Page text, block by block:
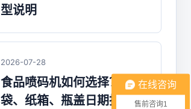
型说明
2026-07-28
食品喷码机如何选择？包装
袋、纸箱、瓶盖日期批号打
在线咨询
售前咨询1